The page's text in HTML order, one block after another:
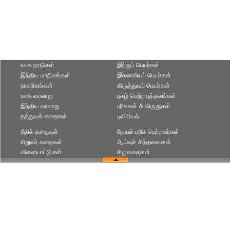
உலக நாடுகள்
இந்திய மாநிலங்கள்
நாகரிகங்கள்
இந்துப் பெயர்கள்
இசுலாமியப் பெயர்கள்
கிருத்துவப் பெயர்கள்
உலக வரலாறு
இந்திய வரலாறு
தத்துவக் கதைகள்
புகழ் பெற்ற புத்தகங்கள்
பரிசுகள் & விருதுகள்
புவியியல்
நீதிக் கதைகள்
சிறுவர் கதைகள்
விளையாட்டுகள்
நோபல் பரிசு‎ பெற்றவர்‎கள்
ஆய்வுச் சிந்தனைகள்
சிறுகதைகள்